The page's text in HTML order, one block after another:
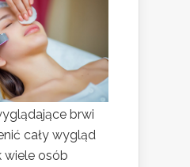
brwi
cały wygląd
wiele osób